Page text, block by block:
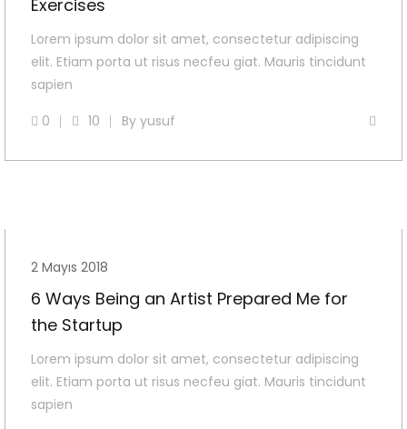
Exercises
Lorem ipsum dolor sit amet, consectetur adipiscing
elit. Etiam porta ut risus necfeu giat. Mauris tincidunt
sapien
0
10 By yusuf
2 Mayıs 2018
6 Ways Being an Artist Prepared Me for
the Startup
Lorem ipsum dolor sit amet, consectetur adipiscing
elit. Etiam porta ut risus necfeu giat. Mauris tincidunt
sapien